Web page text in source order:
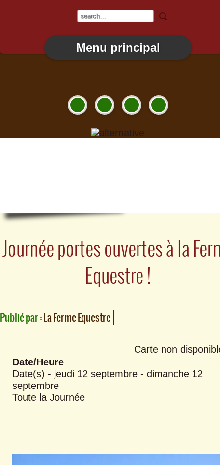
Menu principal
Journée portes ouvertes à la
Equestre !
Publié par :La Ferme Equestre
Carte non
Date/Heure
Date(s) - jeudi 12 septembre - dimanche 12
septembre
Toute la Journée